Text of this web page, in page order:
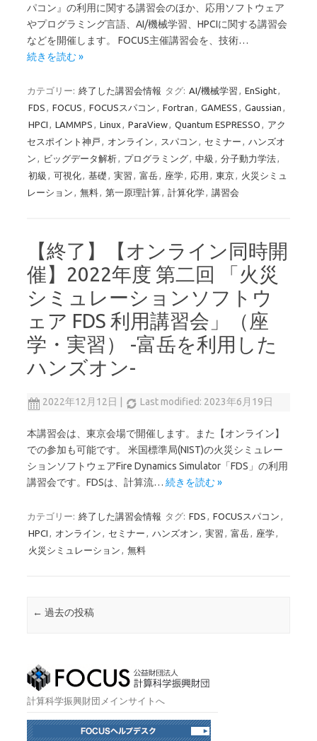
パコン』の利用に関する講習会のほか、応用ソフトウェア
やプログラミング言語、AI/機械学習、HPCIに関する講習会
などを開催します。 FOCUS主催講習会を、技術…
続きを読む »
カテゴリー: 終了した講習会情報 タグ: AI/機械学習 , EnSight,
FDS , FOCUS , FOCUSスパコン , Fortran , GAMESS , Gaussian ,
HPCI , LAMMPS , Linux , ParaView, Quantum ESPRESSO , アク
セスポイント神戸 , オンライン , スパコン , セミナー , ハンズオ
ン , ビッグデータ解析, プログラミング, 中級 , 分子動力学法,
初級 , 可視化, 基礎 , 実習 , 富岳, 座学, 応用 , 東京, 火災シミュ
レーション , 無料, 第一原理計算, 計算化学, 講習会
【終了】【オンライン同時開
催】2022年度 第二回 「火災
シミュレーションソフトウ
ェア FDS 利用講習会」（座
学・実習） -富岳を利用した
ハンズオン-
2022年12月12日 Last modified: 2023年6月19日
本講習会は、東京会場で開催します。また【オンライン】
での参加も可能です。 米国標準局(NIST)の火災シミュレー
ションソフトウェアFire Dynamics Simulator「FDS」の利用
講習会です。FDSは、計算流… 続きを読む »
カテゴリー: 終了した講習会情報 タグ: FDS , FOCUSスパコン ,
HPCI , オンライン , セミナー , ハンズオン , 実習 , 富岳, 座学,
火災シミュレーション , 無料
投稿ナビゲーション
← 過去の投稿
計算科学振興財団メインサイトへ